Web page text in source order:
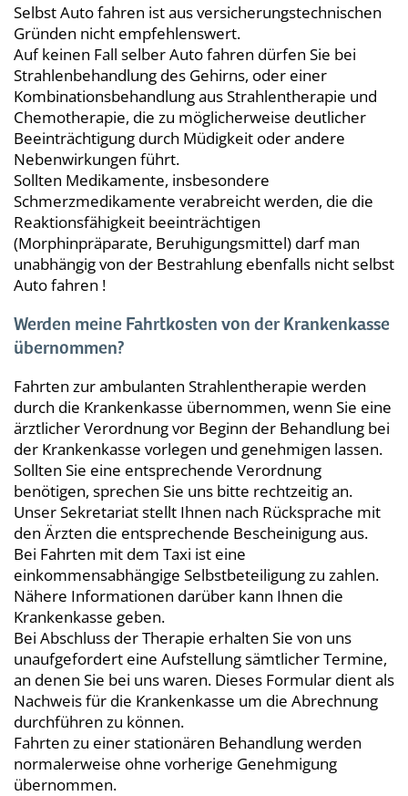
Selbst Auto fahren ist aus versicherungstechnischen
Gründen nicht empfehlenswert.
Auf keinen Fall selber Auto fahren dürfen Sie bei
Strahlenbehandlung des Gehirns, oder einer
Kombinationsbehandlung aus Strahlentherapie und
Chemotherapie, die zu möglicherweise deutlicher
Beeinträchtigung durch Müdigkeit oder andere
Nebenwirkungen führt.
Sollten Medikamente, insbesondere
Schmerzmedikamente verabreicht werden, die die
Reaktionsfähigkeit beeinträchtigen
(Morphinpräparate, Beruhigungsmittel) darf man
unabhängig von der Bestrahlung ebenfalls nicht selbst
Auto fahren !
Werden meine Fahrtkosten von der Krankenkasse
übernommen?
Fahrten zur ambulanten Strahlentherapie werden
durch die Krankenkasse übernommen, wenn Sie eine
ärztlicher Verordnung vor Beginn der Behandlung bei
der Krankenkasse vorlegen und genehmigen lassen.
Sollten Sie eine entsprechende Verordnung
benötigen, sprechen Sie uns bitte rechtzeitig an.
Unser Sekretariat stellt Ihnen nach Rücksprache mit
den Ärzten die entsprechende Bescheinigung aus.
Bei Fahrten mit dem Taxi ist eine
einkommensabhängige Selbstbeteiligung zu zahlen.
Nähere Informationen darüber kann Ihnen die
Krankenkasse geben.
Bei Abschluss der Therapie erhalten Sie von uns
unaufgefordert eine Aufstellung sämtlicher Termine,
an denen Sie bei uns waren. Dieses Formular dient als
Nachweis für die Krankenkasse um die Abrechnung
durchführen zu können.
Fahrten zu einer stationären Behandlung werden
normalerweise ohne vorherige Genehmigung
übernommen.